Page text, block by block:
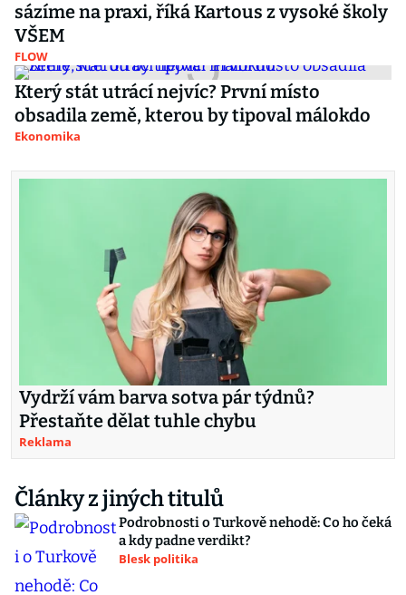
sázíme na praxi, říká Kartous z vysoké školy
VŠEM
FLOW
Který stát utrácí nejvíc? První místo
obsadila země, kterou by tipoval málokdo
Ekonomika
Vydrží vám barva sotva pár týdnů?
Přestaňte dělat tuhle chybu
Reklama
Články z jiných titulů
Podrobnosti o Turkově nehodě: Co ho čeká
a kdy padne verdikt?
Blesk politika